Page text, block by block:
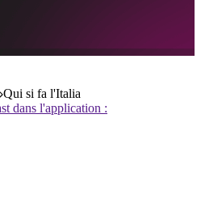
Qui si fa l'Italia
dans l'application :